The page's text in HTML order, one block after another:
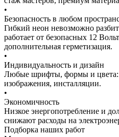
•
Безопасность в любом
Гибкий неон невозможно
работает от безопасных 12
дополнительная герметизация.
•
Индивидуальность и дизайн
Любые шрифты, формы и цвета:
изображения, инсталляции.
•
Экономичность
Низкое энергопотребление и
снижают расходы на
Подборка наших работ